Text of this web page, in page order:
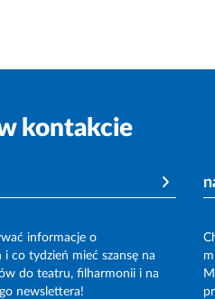
kontakcie
informacje o
co tydzień mieć szansę na
do teatru, filharmonii i na
newslettera!